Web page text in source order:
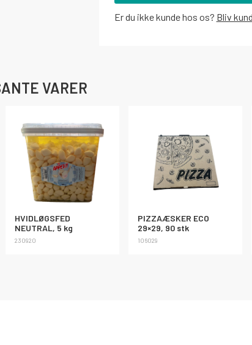
Er du ikke kunde hos os? Bliv
VARER
HVIDLØGSFED
NEUTRAL, 5 kg
230920
PIZZAÆSKER ECO
29×29, 90 stk
106029